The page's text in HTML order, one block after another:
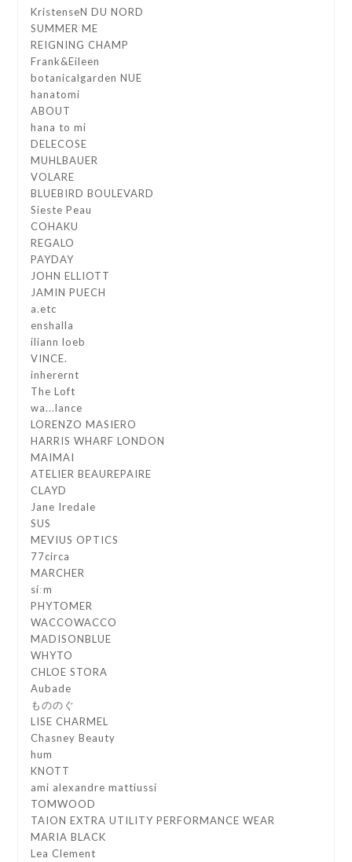
KristenseN DU NORD
SUMMER ME
REIGNING CHAMP
Frank&Eileen
botanicalgarden NUE
hanatomi
ABOUT
hana to mi
DELECOSE
MUHLBAUER
VOLARE
BLUEBIRD BOULEVARD
Sieste Peau
COHAKU
REGALO
PAYDAY
JOHN ELLIOTT
JAMIN PUECH
a.etc
enshalla
iliann loeb
VINCE.
inherernt
The Loft
wa...lance
LORENZO MASIERO
HARRIS WHARF LONDON
MAIMAI
ATELIER BEAUREPAIRE
CLAYD
Jane Iredale
SUS
MEVIUS OPTICS
77circa
MARCHER
síːm
PHYTOMER
WACCOWACCO
MADISONBLUE
WHYTO
CHLOE STORA
Aubade
もののぐ
LISE CHARMEL
Chasney Beauty
hum
KNOTT
ami alexandre mattiussi
TOMWOOD
TAION EXTRA UTILITY PERFORMANCE WEAR
MARIA BLACK
Lea Clement